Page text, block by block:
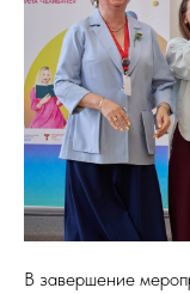
В завершение